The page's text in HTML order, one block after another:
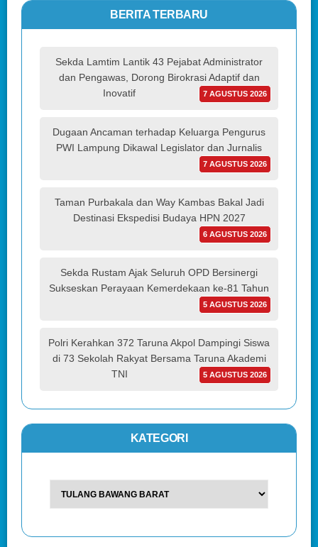
BERITA TERBARU
Sekda Lamtim Lantik 43 Pejabat Administrator
dan Pengawas, Dorong Birokrasi Adaptif dan
Inovatif
7 AGUSTUS 2026
Dugaan Ancaman terhadap Keluarga Pengurus
PWI Lampung Dikawal Legislator dan Jurnalis
7 AGUSTUS 2026
Taman Purbakala dan Way Kambas Bakal Jadi
Destinasi Ekspedisi Budaya HPN 2027
6 AGUSTUS 2026
Sekda Rustam Ajak Seluruh OPD Bersinergi
Sukseskan Perayaan Kemerdekaan ke-81 Tahun
5 AGUSTUS 2026
Polri Kerahkan 372 Taruna Akpol Dampingi Siswa
di 73 Sekolah Rakyat Bersama Taruna Akademi
TNI
5 AGUSTUS 2026
KATEGORI